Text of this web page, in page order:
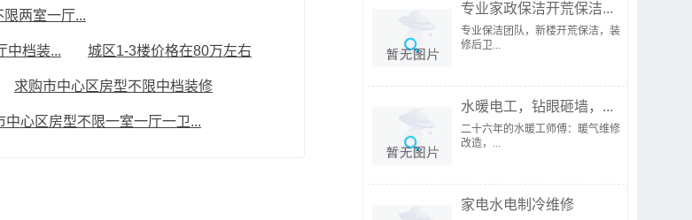
两室一厅...
中档装... 城区1-3楼价格在80万左右
求购市中心区房型不限中档装修
中心区房型不限一室一厅一卫...
专业家政保洁开荒保洁...
专业保洁团队，新楼开荒保洁，装
修后卫...
水暖电工，钻眼砸墙，...
二十六年的水暖工师傅：暖气维修
改造，...
家电水电制冷维修